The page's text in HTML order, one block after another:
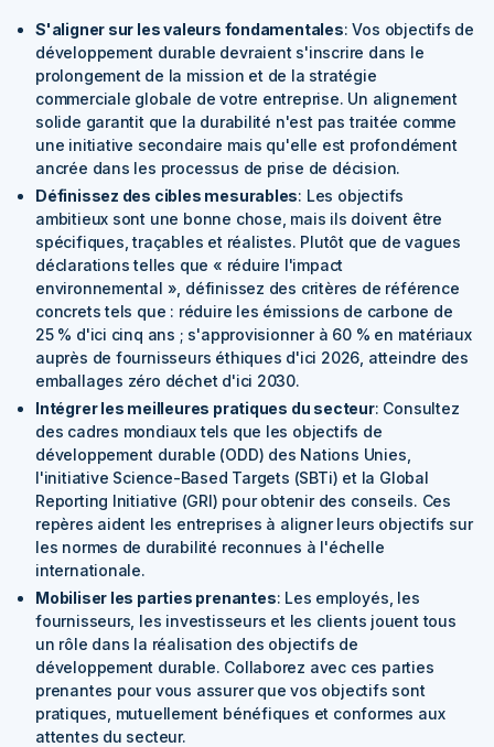
S'aligner sur les valeurs fondamentales: Vos objectifs de
développement durable devraient s'inscrire dans le
prolongement de la mission et de la stratégie
commerciale globale de votre entreprise. Un alignement
solide garantit que la durabilité n'est pas traitée comme
une initiative secondaire mais qu'elle est profondément
ancrée dans les processus de prise de décision.
Définissez des cibles mesurables: Les objectifs
ambitieux sont une bonne chose, mais ils doivent être
spécifiques, traçables et réalistes. Plutôt que de vagues
déclarations telles que « réduire l'impact
environnemental », définissez des critères de référence
concrets tels que : réduire les émissions de carbone de
25 % d'ici cinq ans ; s'approvisionner à 60 % en matériaux
auprès de fournisseurs éthiques d'ici 2026, atteindre des
emballages zéro déchet d'ici 2030.
Intégrer les meilleures pratiques du secteur: Consultez
des cadres mondiaux tels que les objectifs de
développement durable (ODD) des Nations Unies,
l'initiative Science-Based Targets (SBTi) et la Global
Reporting Initiative (GRI) pour obtenir des conseils. Ces
repères aident les entreprises à aligner leurs objectifs sur
les normes de durabilité reconnues à l'échelle
internationale.
Mobiliser les parties prenantes: Les employés, les
fournisseurs, les investisseurs et les clients jouent tous
un rôle dans la réalisation des objectifs de
développement durable. Collaborez avec ces parties
prenantes pour vous assurer que vos objectifs sont
pratiques, mutuellement bénéfiques et conformes aux
attentes du secteur.